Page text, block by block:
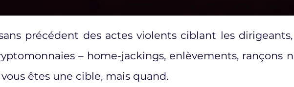
précédent des actes violents ciblant les
– home-jackings, enlèvements, rançons
êtes une cible, mais quand.